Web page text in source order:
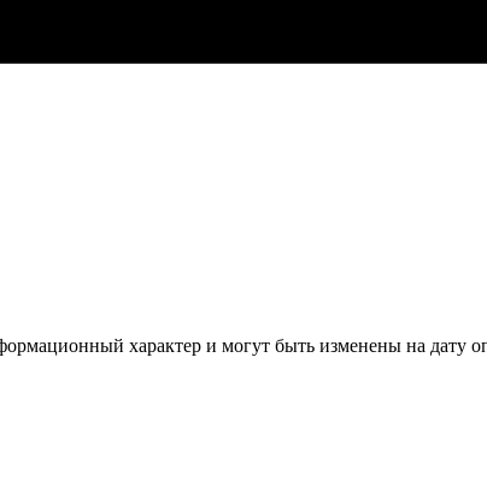
характер и могут быть изменены на дату